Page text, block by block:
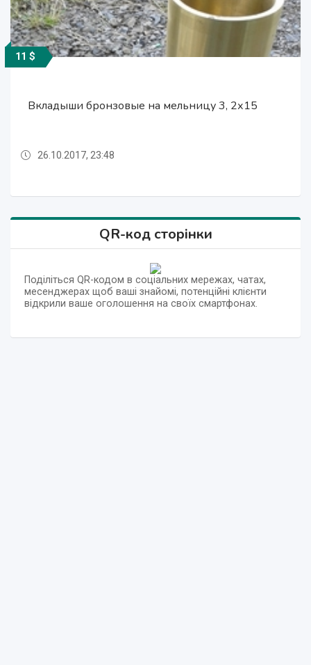
Договірна
Продам Насос ЦН 3000-197
11 $
Вкладыши бронзовые на мельницу 3, 2х15
Договірна
Продам Насос ЦН 3000-197
11 $
Вкладыши бронзовые на мельницу 3, 2х15
26.10.2017, 23:48
QR-код сторінки
Поділіться QR-кодом в соціальних мережах, чатах,
месенджерах щоб ваші знайомі, потенційні клієнти
відкрили ваше оголошення на своїх смартфонах.